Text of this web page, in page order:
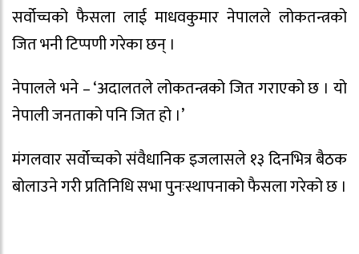
सर्वोच्चको फैसला लाई माधवकुमार नेपालले लोकतन्त्रको
जित भनी टिप्पणी गरेका छन् ।
नेपालले भने – ‘अदालतले लोकतन्त्रको जित गराएको छ । यो
नेपाली जनताको पनि जित हो ।’
मंगलवार सर्वोच्चको संवैधानिक इजलासले १३ दिनभित्र बैठक
बोलाउने गरी प्रतिनिधि सभा पुनःस्थापनाको फैसला गरेको छ ।